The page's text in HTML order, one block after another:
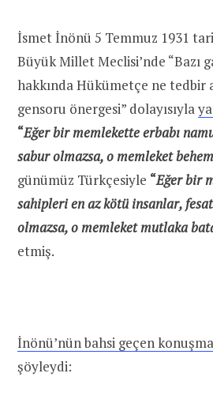
İsmet İnönü 5 Temmuz 1931
Büyük Millet Meclisi’nde “Bazı
hakkında Hükümetçe ne tedbir
gensoru önergesi” dolayısıyla
“Eğer bir memlekette erbabı
sabur olmazsa, o memleket
günümüz Türkçesiyle “Eğer bir
sahipleri en az kötü insanlar,
olmazsa, o memleket mutlaka
etmiş.
İnönü’nün bahsi geçen
şöyleydi: